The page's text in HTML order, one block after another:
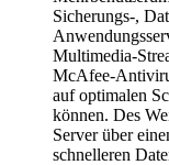
Sicherungs-,
Multimedia-
McAfee-
auf optimalen
können. Des
Server über
schnelleren